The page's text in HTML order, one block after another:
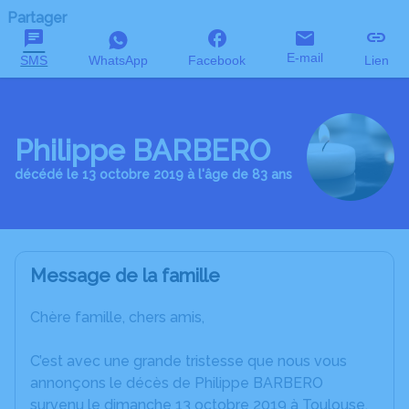
Partager
SMS WhatsApp Facebook E-mail Lien
Philippe BARBERO
décédé le 13 octobre 2019 à l'âge de 83 ans
Message de la famille
Chère famille, chers amis,
C’est avec une grande tristesse que nous vous
annonçons le décès de Philippe BARBERO
survenu le dimanche 13 octobre 2019 à Toulouse.